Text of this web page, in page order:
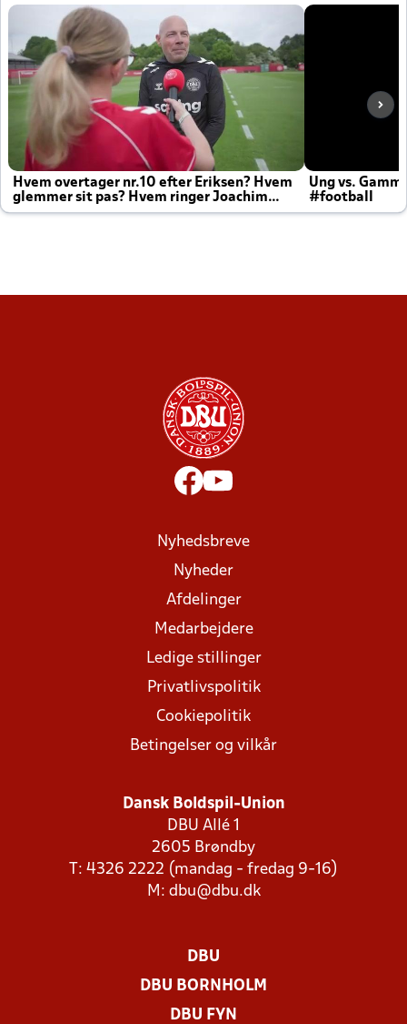
Hvem overtager nr.10 efter Eriksen? Hvem
glemmer sit pas? Hvem ringer Joachim
altid til efter kampe?
Ung vs.
#football
Nyhedsbreve
Nyheder
Afdelinger
Medarbejdere
Ledige stillinger
Privatlivspolitik
Cookiepolitik
Betingelser og vilkår
Dansk Boldspil-Union
DBU Allé 1
2605 Brøndby
T: 4326 2222 (mandag - fredag 9-16)
M: dbu@dbu.dk
DBU
DBU BORNHOLM
DBU FYN